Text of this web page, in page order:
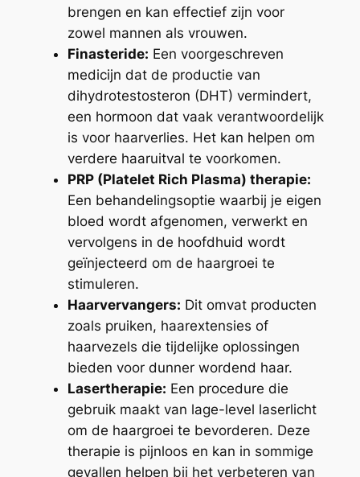
brengen en kan effectief zijn voor
zowel mannen als vrouwen.
Finasteride: Een voorgeschreven
medicijn dat de productie van
dihydrotestosteron (DHT) vermindert,
een hormoon dat vaak verantwoordelijk
is voor haarverlies. Het kan helpen om
verdere haaruitval te voorkomen.
PRP (Platelet Rich Plasma) therapie:
Een behandelingsoptie waarbij je eigen
bloed wordt afgenomen, verwerkt en
vervolgens in de hoofdhuid wordt
geïnjecteerd om de haargroei te
stimuleren.
Haarvervangers: Dit omvat producten
zoals pruiken, haarextensies of
haarvezels die tijdelijke oplossingen
bieden voor dunner wordend haar.
Lasertherapie: Een procedure die
gebruik maakt van lage-level laserlicht
om de haargroei te bevorderen. Deze
therapie is pijnloos en kan in sommige
gevallen helpen bij het verbeteren van